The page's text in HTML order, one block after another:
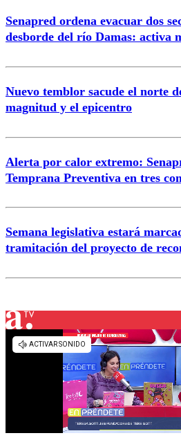
Senapred ordena evacuar dos
desborde del río Damas: activa
Nuevo temblor sacude el norte
magnitud y el epicentro
Alerta por calor extremo:
Temprana Preventiva en tres
Semana legislativa estará
tramitación del proyecto de